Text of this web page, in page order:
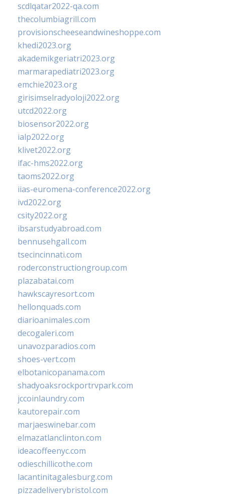
scdlqatar2022-qa.com
thecolumbiagrill.com
provisionscheeseandwineshoppe.com
khedi2023.org
akademikgeriatri2023.org
marmarapediatri2023.org
emchie2023.org
girisimselradyoloji2022.org
utcd2022.org
biosensor2022.org
ialp2022.org
klivet2022.org
ifac-hms2022.org
taoms2022.org
iias-euromena-conference2022.org
ivd2022.org
csity2022.org
ibsarstudyabroad.com
bennusehgall.com
tsecincinnati.com
roderconstructiongroup.com
plazabatai.com
hawkscayresort.com
hellonquads.com
diarioanimales.com
decogaleri.com
unavozparadios.com
shoes-vert.com
elbotanicopanama.com
shadyoaksrockportrvpark.com
jccoinlaundry.com
kautorepair.com
marjaeswinebar.com
elmazatlanclinton.com
ideacoffeenyc.com
odieschillicothe.com
lacantinitagalesburg.com
pizzadeliverybristol.com